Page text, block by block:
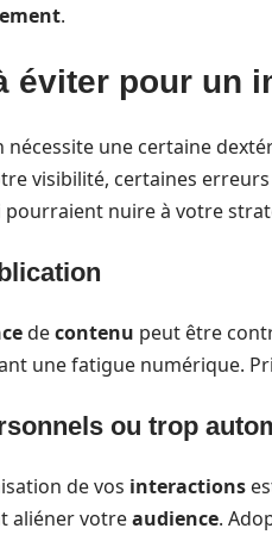
.
éviter pour un
nécessite une certaine
visibilité, certaines
pourraient nuire à votre
decontenu peut être
une fatigue numérique.
ou trop
de vos interactions
aliéner votreaudience.